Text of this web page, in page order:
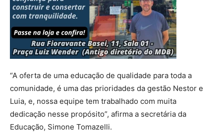
“A oferta de uma educação de qualidade para toda a
comunidade, é uma das prioridades da gestão Nestor e
Luia, e, nossa equipe tem trabalhado com muita
dedicação nesse propósito”, afirma a secretária da
Educação, Simone Tomazelli.